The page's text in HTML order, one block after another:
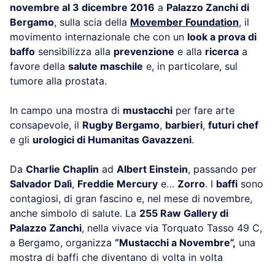
novembre al 3 dicembre 2016 a Palazzo Zanchi di
Bergamo, sulla scia della Movember Foundation, il
movimento internazionale che con un look a prova di
baffo sensibilizza alla prevenzione e alla ricerca a
favore della salute maschile e, in particolare, sul
tumore alla prostata.
In campo una mostra di mustacchi per fare arte
consapevole, il Rugby Bergamo, barbieri, futuri chef
e gli urologici di Humanitas Gavazzeni.
Da Charlie Chaplin ad Albert Einstein, passando per
Salvador Dalì, Freddie Mercury e… Zorro. I baffi sono
contagiosi, di gran fascino e, nel mese di novembre,
anche simbolo di salute. La 255 Raw Gallery di
Palazzo Zanchi, nella vivace via Torquato Tasso 49 C,
a Bergamo, organizza “Mustacchi a Novembre”, una
mostra di baffi che diventano di volta in volta